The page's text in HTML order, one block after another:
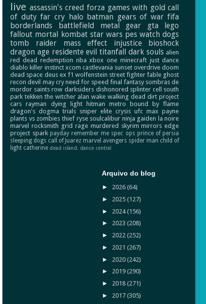
live assassin's creed forza games with gold call
of duty far cry halo batman gears of war fifa
borderlands
battlefield metal gear gta
lego
fallout mortal kombat star wars pes watch dogs
tomb raider
mass effect injustice
bioshock
dragon age residente evil titanfall dark souls alien
red dead redemption nba xbox one minecraft just dance
diablo killer instinct xcom castlevania sunset overdrive doom
dead space deus ex f1 wolfenstein street fighter fable ghost
recon devil may cry need for speed final fantasy sombras de
mordor saints row darksiders dishonored splinter cell south
park tekken the witcher alan wake walking dead dirt project
cars rayman dying light hitman metro
bound by flame
dragon's dogma trials sniper elite crysis ufc max payne
plants vs zombies thief ryse soulcalibur ninja gaiden la noire
marvel rocksmith grid rage murdered skyrim mirrors edge
project spark payday remember me spec ops prince of persia
sleeping dogs call of Juarez marvel avengers spider man child of
light catherine dead island. dance central
Arquivo do blog
► 2026(64)
► 2025(127)
► 2024(156)
► 2023(208)
► 2022(252)
► 2021(267)
► 2020(242)
► 2019(290)
► 2018(271)
► 2017(305)